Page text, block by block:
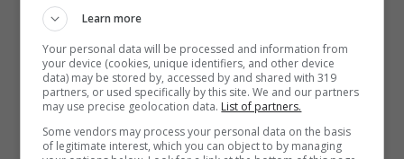
gara.
L’altro pronostico, invece, ve lo diamo sui
quasi ammoniti plus, un tipo di giocata che
spieghiamo a chi ancora non la conosce: un
Learn more
Your personal data will be processed and information from
your device (cookies, unique identifiers, and other device
data) may be stored by, accessed by and shared with 319
partners, or used specifically by this site. We and our partners
may use precise geolocation data. List of partners.
Some vendors may process your personal data on the basis
of legitimate interest, which you can object to by managing